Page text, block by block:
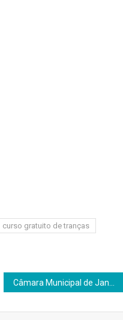
curso gratuito de tranças